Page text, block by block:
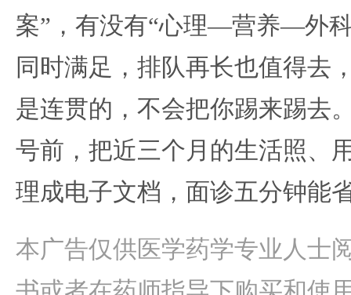
案”，有没有“心理—营养—外
同时满足，排队再长也值得去
是连贯的，不会把你踢来踢去
号前，把近三个月的生活照、
理成电子文档，面诊五分钟能
本广告仅供医学药学专业人士